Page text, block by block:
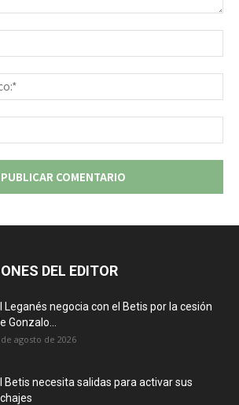
DEL EDITOR
Leganés negocia con el Betis por la cesión
Gonzalo...
de agosto de 2026
Betis necesita salidas para activar sus